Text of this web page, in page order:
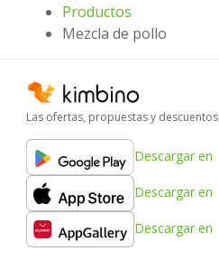
Productos
Mezcla de pollo
Las ofertas, propuestas y descuentos
Descargar en
Descargar en
Descargar en